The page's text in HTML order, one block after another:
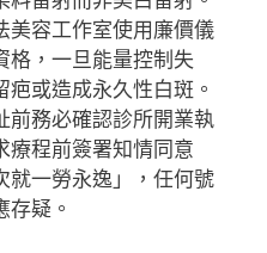
美容工作室使用廉價儀
格，一旦能量控制失
或造成永久性白斑。
前務必確認診所開業執
療程前簽署知情同意
就一勞永逸」，任何號
疑。